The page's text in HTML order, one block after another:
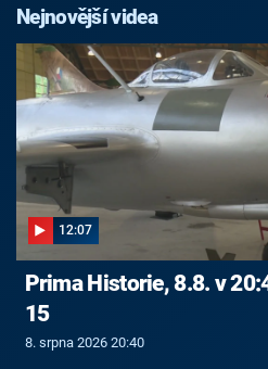
Nejnovější videa
12:07
Prima Historie, 8.8. v
15
8. srpna 2026 20:40